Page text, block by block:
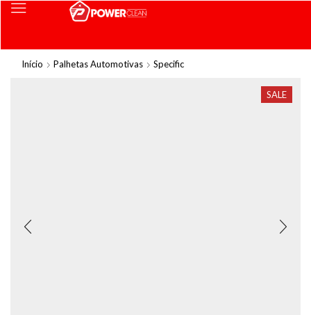
Início Palhetas Automotivas Specific
SALE